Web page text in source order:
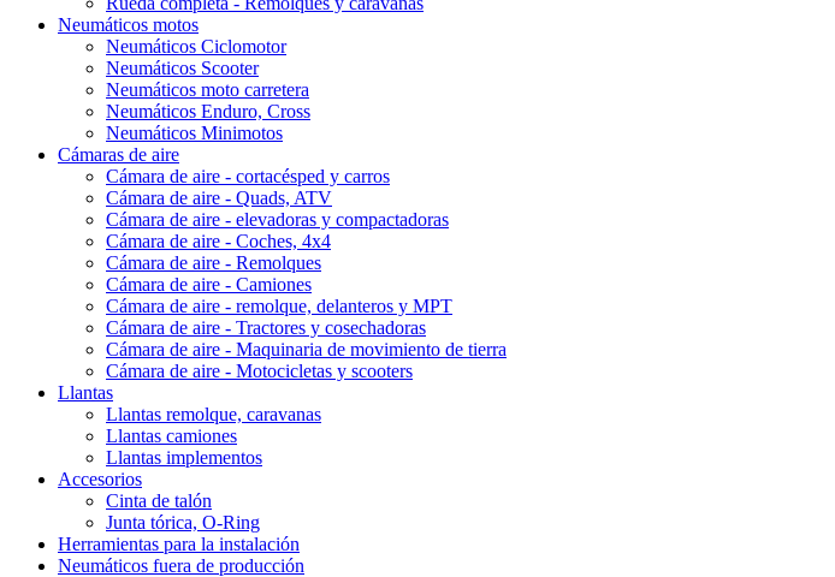
Neumáticos motos
Neumáticos Ciclomotor
Neumáticos Scooter
Neumáticos moto carretera
Neumáticos Enduro, Cross
Neumáticos Minimotos
Cámaras de aire
Cámara de aire - cortacésped y carros
Cámara de aire - Quads, ATV
Cámara de aire - elevadoras y compactadoras
Cámara de aire - Coches, 4x4
Cámara de aire - Remolques
Cámara de aire - Camiones
Cámara de aire - remolque, delanteros y MPT
Cámara de aire - Tractores y cosechadoras
Cámara de aire - Maquinaria de movimiento de tierra
Cámara de aire - Motocicletas y scooters
Llantas
Llantas remolque, caravanas
Llantas camiones
Llantas implementos
Accesorios
Cinta de talón
Junta tórica, O-Ring
Herramientas para la instalación
Neumáticos fuera de producción